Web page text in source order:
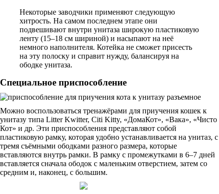
Некоторые заводчики применяют следующую
хитрость. На самом последнем этапе они
подвешивают внутри унитаза широкую пластиковую
ленту (15–18 см шириной) и насыпают на неё
немного наполнителя. Котейка не сможет присесть
на эту полоску и справит нужду, балансируя на
ободке унитаза.
Специальное приспособление
Можно воспользоваться тренажёрами для приучения кошек к
унитазу типа Litter Kwitter, Citi Kitty, «ДомаКот», «Вака», «Чисто
Кот» и др. Эти приспособления представляют собой
пластиковую рамку, которая удобно устанавливается на унитаз, с
тремя съёмными ободками разного размера, которые
вставляются внутрь рамки. В рамку с промежутками в 6–7 дней
вставляется сначала ободок с маленьким отверстием, затем со
средним и, наконец, с большим.